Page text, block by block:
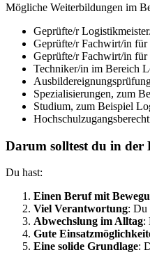
Mögliche Weiterbildungen im
Geprüfte/r
Geprüfte/r Fachwirt/in für
Geprüfte/r Fachwirt/in
Techniker/in im Bereich
Spezialisierungen, zum
Studium, zum Beispiel
Darum solltest du in der
Du hast:
Einen Beruf mit
Viel Verantwortung: Du
Abwechslung im Alltag:
Gute
Eine solide Grundlage: